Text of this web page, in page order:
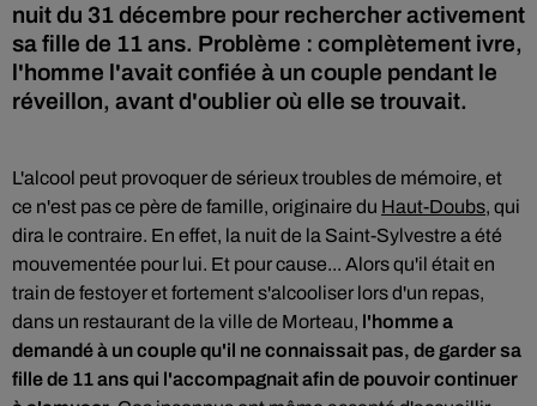
nuit du 31 décembre pour rechercher activement
sa fille de 11 ans. Problème : complètement ivre,
l'homme l'avait confiée à un couple pendant le
réveillon, avant d'oublier où elle se trouvait.
L'alcool peut provoquer de sérieux troubles de mémoire, et
ce n'est pas ce père de famille, originaire du Haut-Doubs, qui
dira le contraire. En effet, la nuit de la Saint-Sylvestre a été
mouvementée pour lui. Et pour cause... Alors qu'il était en
train de festoyer et fortement s'alcooliser lors d'un repas,
dans un restaurant de la ville de Morteau, l'homme a
demandé à un couple qu'il ne connaissait pas, de garder sa
fille de 11 ans qui l'accompagnait afin de pouvoir continuer